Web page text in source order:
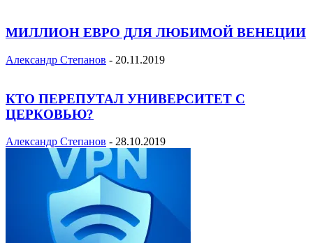
МИЛЛИОН ЕВРО ДЛЯ ЛЮБИМОЙ ВЕНЕЦИИ
Александр Степанов - 20.11.2019
КТО ПЕРЕПУТАЛ УНИВЕРСИТЕТ С
ЦЕРКОВЬЮ?
Александр Степанов - 28.10.2019